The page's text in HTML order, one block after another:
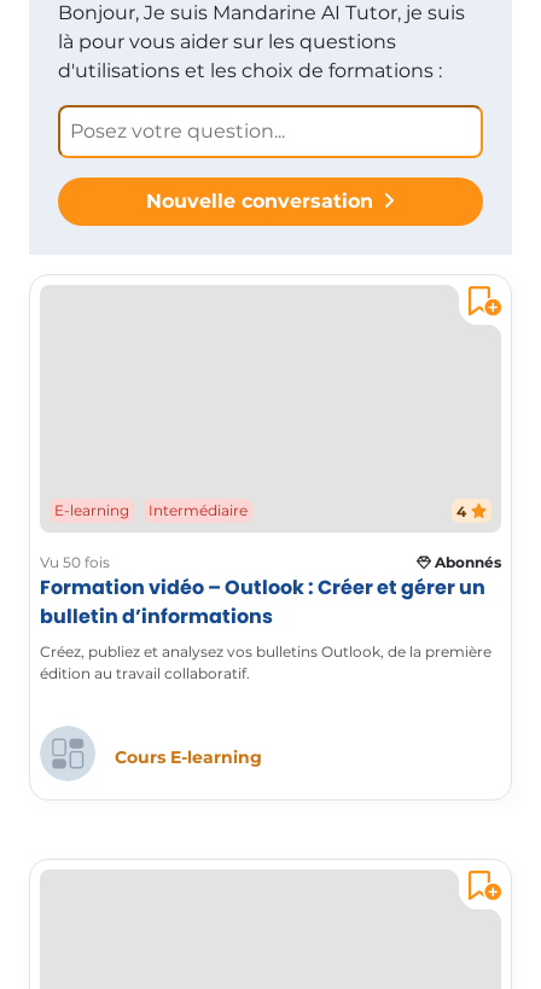
Bonjour, Je suis Mandarine AI Tutor, je suis
là pour vous aider sur les questions
d'utilisations et les choix de formations :
Nouvelle conversation
E-learning Intermédiaire 4
Vu 50 fois Abonnés
Formation vidéo – Outlook : Créer et gérer un
bulletin d’informations
Créez, publiez et analysez vos bulletins Outlook, de la première
édition au travail collaboratif.
Cours E-learning